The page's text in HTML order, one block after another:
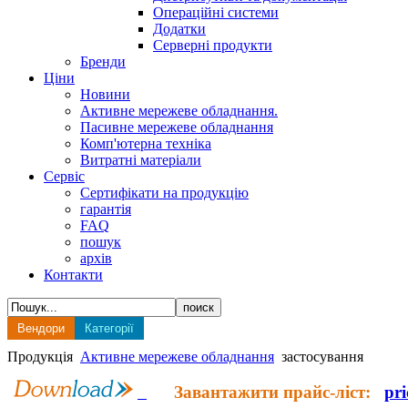
Операційні системи
Додатки
Серверні продукти
Бренди
Ціни
Новини
Активне мережеве обладнання.
Пасивне мережеве обладнання
Комп'ютерна техніка
Витратні матеріали
Сервіс
Сертифікати на продукцію
гарантія
FAQ
пошук
архів
Контакти
Вендори Категорії
Продукція Активне мережеве обладнання застосування
Завантажити прайс-ліст: